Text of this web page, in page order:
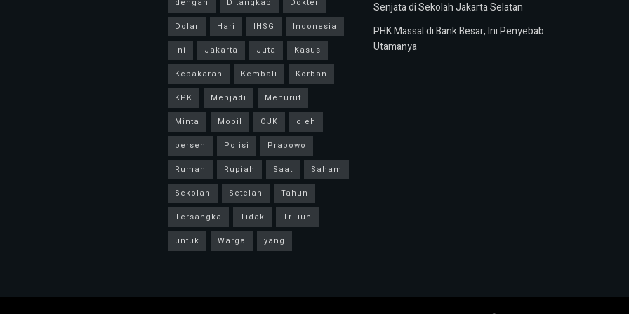
dengan
Ditangkap
Dokter
Dolar
Hari IHSG
Indonesia
Ini
Jakarta Juta
Kasus
Kebakaran
Kembali
Korban
KPK
Menjadi
Menurut
Minta
Mobil OJK
oleh
persen
Polisi
Prabowo
Rumah
Rupiah Saat
Saham
Sekolah
Setelah
Tahun
Tersangka
Tidak
Triliun
untuk
Warga yang
Senjata di Sekolah Jakarta Selatan
PHK Massal di Bank Besar, Ini Penyebab
Utamanya